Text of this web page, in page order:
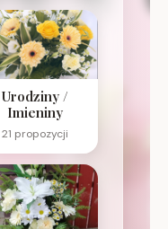
Urodziny /
Imieniny
21 propozycji